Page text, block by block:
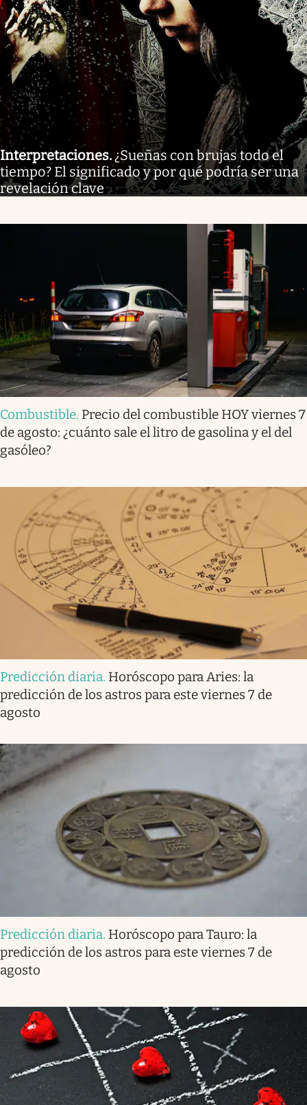
Interpretaciones. ¿Sueñas con brujas todo el
tiempo? El significado y por qué podría ser una
revelación clave
Combustible. Precio del combustible HOY viernes 7
de agosto: ¿cuánto sale el litro de gasolina y el del
gasóleo?
Predicción diaria. Horóscopo para Aries: la
predicción de los astros para este viernes 7 de
agosto
Predicción diaria. Horóscopo para Tauro: la
predicción de los astros para este viernes 7 de
agosto